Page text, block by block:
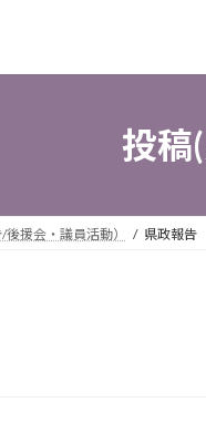
投稿
援会・議員活動） 県政報告